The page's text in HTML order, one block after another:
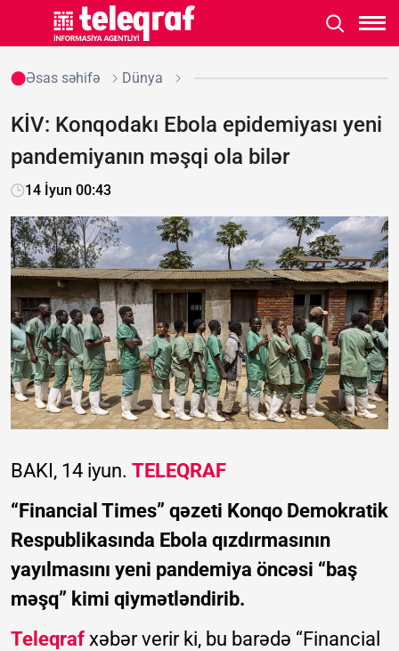
Əsas səhifə Dünya
KİV: Konqodakı Ebola epidemiyası yeni
pandemiyanın məşqi ola bilər
14 İyun 00:43
BAKI, 14 iyun. TELEQRAF
“Financial Times” qəzeti Konqo Demokratik
Respublikasında Ebola qızdırmasının
yayılmasını yeni pandemiya öncəsi “baş
məşq” kimi qiymətləndirib.
Teleqraf xəbər verir ki, bu barədə “Financial